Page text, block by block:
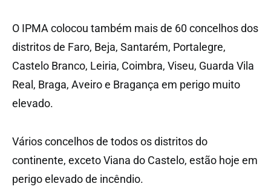
O IPMA colocou também mais de 60 concelhos dos
distritos de Faro, Beja, Santarém, Portalegre,
Castelo Branco, Leiria, Coimbra, Viseu, Guarda Vila
Real, Braga, Aveiro e Bragança em perigo muito
elevado.
Vários concelhos de todos os distritos do
continente, exceto Viana do Castelo, estão hoje em
perigo elevado de incêndio.